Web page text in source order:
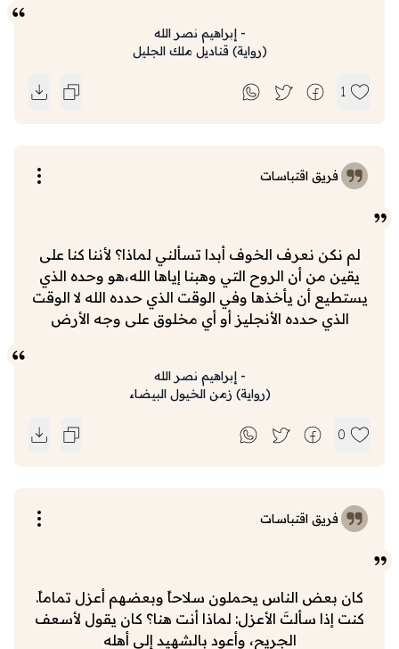
-إبراهيم نصر الله
(رواية) قناديل ملك الجليل
1
فريق اقتباسات
لم نكن نعرف الخوف أبدا تسألني لماذا؟ لأننا كنا على
يقين من أن الروح التي وهبنا إياها الله،هو وحده الذي
يستطيع أن يأخذها وفي الوقت الذي حدده الله لا الوقت
الذي حدده الأنجليز أو أي مخلوق على وجه الأرض
-إبراهيم نصر الله
(رواية) زمن الخيول البيضاء
0
فريق اقتباسات
كان بعض الناس يحملون سلاحاً وبعضهم أعزل تماماً.
كنت إذا سألتَ الأعزل: لماذا أنت هنا؟ كان يقول لأسعف
الجريح، وأعود بالشهيد إلى أهله